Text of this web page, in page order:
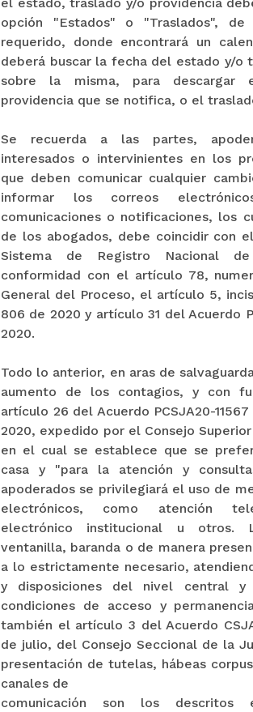
opción "Estados" o "Traslados",
requerido, donde encontrará un
deberá buscar la fecha del estado y/o
sobre la misma, para
providencia que se notifica, o el
Se recuerda a las partes,
interesados o intervinientes en los
que deben comunicar cualquier
informar los correos
comunicaciones o notificaciones, los
de los abogados, debe coincidir con
Sistema de Registro Nacional
conformidad con el artículo 78,
General del Proceso, el artículo 5,
806 de 2020 y artículo 31 del Acuerdo
2020.
Todo lo anterior, en aras de
aumento de los contagios, y con
artículo 26 del Acuerdo PCSJA20-
2020, expedido por el Consejo
en el cual se establece que se
casa y "para la atención y
apoderados se privilegiará el uso de
electrónicos, como atención
electrónico institucional u otros.
ventanilla, baranda o de manera
a lo estrictamente necesario,
y disposiciones del nivel central y
condiciones de acceso y
también el artículo 3 del Acuerdo
de julio, del Consejo Seccional de la
presentación de tutelas, hábeas
canales de
comunicación son los descritos